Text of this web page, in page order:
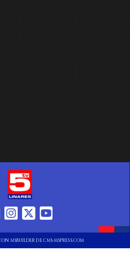
MSBUILDER DE CMS-MSPRESS.COM